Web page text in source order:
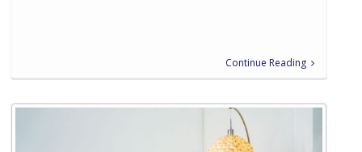
Continue Reading